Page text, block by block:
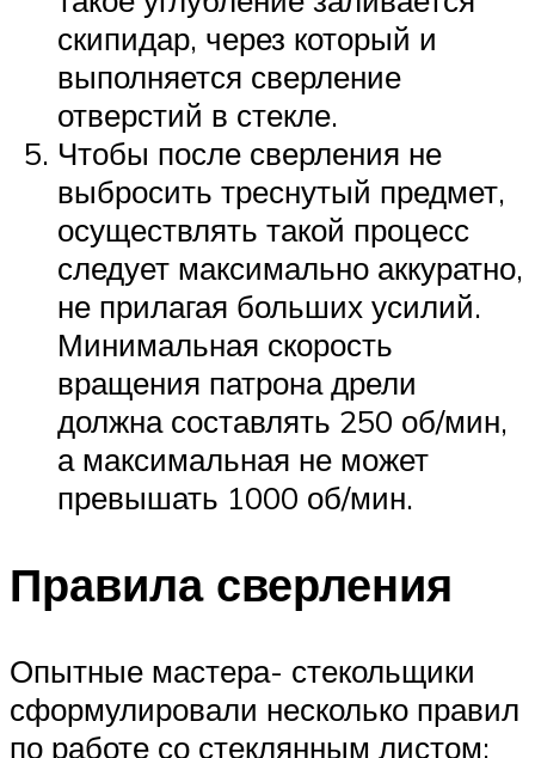
скипидар, через который и
выполняется сверление
отверстий в стекле.
Чтобы после сверления не
выбросить треснутый предмет,
осуществлять такой процесс
следует максимально аккуратно,
не прилагая больших усилий.
Минимальная скорость
вращения патрона дрели
должна составлять 250 об/мин,
а максимальная не может
превышать 1000 об/мин.
Правила сверления
Опытные мастера- стекольщики
сформулировали несколько правил
по работе со стеклянным листом: